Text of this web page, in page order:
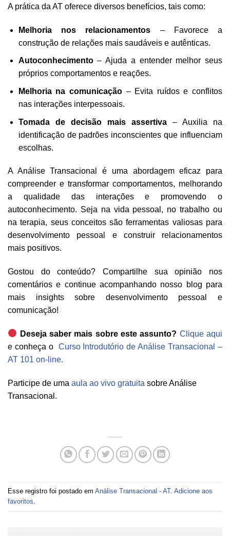
A prática da AT oferece diversos benefícios, tais como:
Melhoria nos relacionamentos – Favorece a
construção de relações mais saudáveis e autênticas.
Autoconhecimento– Ajuda a entender melhor seus
próprios comportamentos e reações.
Melhoria na comunicação – Evita ruídos e conflitos
nas interações interpessoais.
Tomada de decisão mais assertiva– Auxilia na
identificação de padrões inconscientes que influenciam
escolhas.
A Análise Transacional é uma abordagem eficaz para
compreender e transformar comportamentos, melhorando
a qualidade das interações e promovendo o
autoconhecimento. Seja na vida pessoal, no trabalho ou
na terapia, seus conceitos são ferramentas valiosas para
desenvolvimento pessoal e construir relacionamentos
mais positivos.
Gostou do conteúdo? Compartilhe sua opinião nos
comentários e continue acompanhando nosso blog para
mais insights sobre desenvolvimento pessoal e
comunicação!
Deseja saber mais sobre este assunto? Clique aqui
e conheça o Curso Introdutório de Análise Transacional –
AT 101 on-line.
Participe de uma aula ao vivo gratuita sobre Análise
Transacional.
Esse registro foi postado em Análise Transacional - AT. Adicione aos
favoritos